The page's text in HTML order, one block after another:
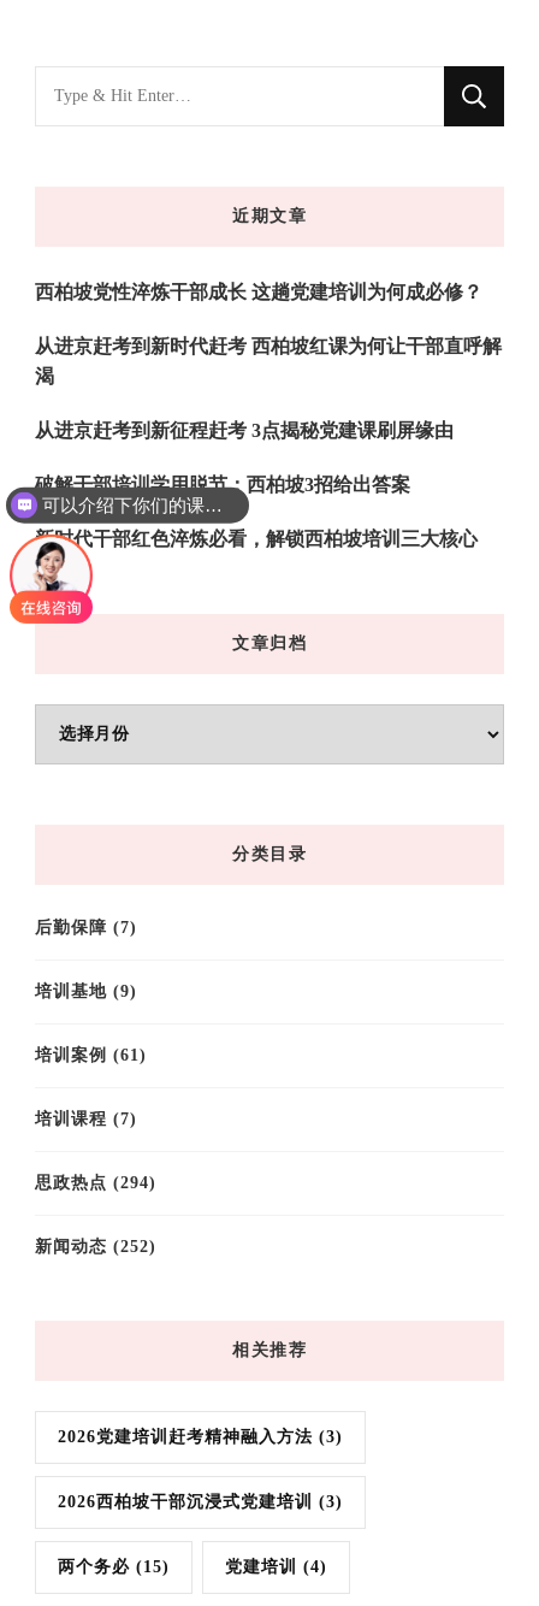
什
近期文章
西柏坡党性淬炼干部成长 这趟党建培训为何成必修？
从进京赶考到新时代赶考 西柏坡红课为何让干部直呼解
渴
从进京赶考到新征程赶考 3点揭秘党建课刷屏缘由
破解干部培训学用脱节：西柏坡3招给出答案
新时代干部红色淬炼必看，解锁西柏坡培训三大核心
文章归档
分类目录
后勤保障 (7)
培训基地 (9)
培训案例 (61)
培训课程 (7)
思政热点 (294)
新闻动态 (252)
相关推荐
2026党建培训赶考精神融入方法 (3)
2026西柏坡干部沉浸式党建培训 (3)
两个务必 (15) 党建培训 (4)
可以介绍下你们的课程吗？